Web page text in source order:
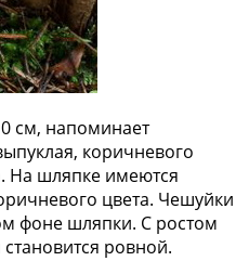
см, напоминает
коричневого
На шляпке имеются
цвета. Чешуйки
фоне шляпки. С ростом
ровной.